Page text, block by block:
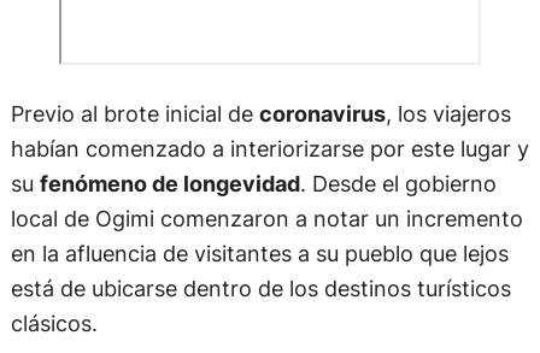
Previo al brote inicial de coronavirus, los viajeros
habían comenzado a interiorizarse por este lugar y
su fenómeno de longevidad. Desde el gobierno
local de Ogimi comenzaron a notar un incremento
en la afluencia de visitantes a su pueblo que lejos
está de ubicarse dentro de los destinos turísticos
clásicos.